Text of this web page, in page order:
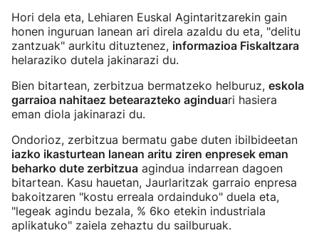
Hori dela eta, Lehiaren Euskal Agintaritzarekin gain
honen inguruan lanean ari direla azaldu du eta, "delitu
zantzuak" aurkitu dituztenez, informazioa Fiskaltzara
helaraziko dutela jakinarazi du.
Bien bitartean, zerbitzua bermatzeko helburuz, eskola
garraioa nahitaez betearazteko aginduari hasiera
eman diola jakinarazi du.
Ondorioz, zerbitzua bermatu gabe duten ibilbideetan
iazko ikasturtean lanean aritu ziren enpresek eman
beharko dute zerbitzua agindua indarrean dagoen
bitartean. Kasu hauetan, Jaurlaritzak garraio enpresa
bakoitzaren "kostu erreala ordainduko" duela eta,
"legeak agindu bezala, % 6ko etekin industriala
aplikatuko" zaiela zehaztu du sailburuak.